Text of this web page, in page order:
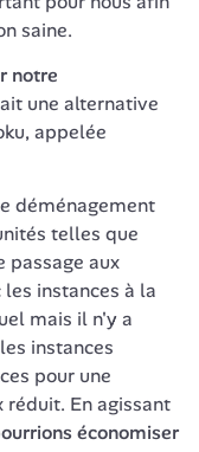
saine.
notre
une alternative
déménagement
telles que
passage aux
instances à la
mais il n'y a
instances
pour une
En agissant
économiser